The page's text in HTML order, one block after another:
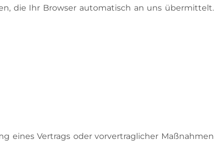
die Ihr Browser automatisch an uns übermittelt.
eines Vertrags oder vorvertraglicher Maßnahmen